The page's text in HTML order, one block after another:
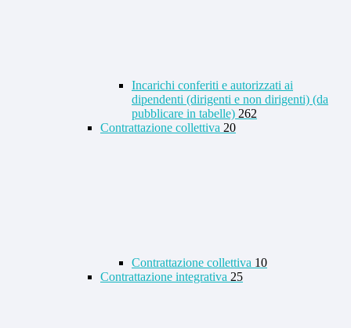
Incarichi conferiti e autorizzati ai
dipendenti (dirigenti e non dirigenti) (da
pubblicare in tabelle) 262
Contrattazione collettiva 20
Contrattazione collettiva 10
Contrattazione integrativa 25